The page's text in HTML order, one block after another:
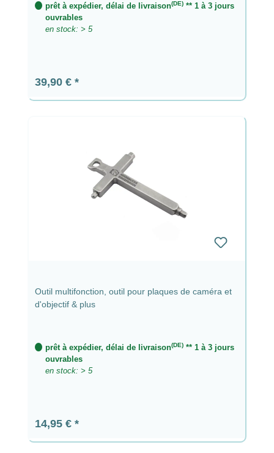
prêt à expédier, délai de livraison(DE)** 1 à 3 jours
ouvrables
en stock: > 5
Prix régulier :
39,90 €
Outil multifonction, outil pour plaques de caméra et
d'objectif & plus
prêt à expédier, délai de livraison(DE)** 1 à 3 jours
ouvrables
en stock: > 5
Prix régulier :
14,95 €